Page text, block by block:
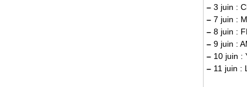
– 3 juin :
– 7 juin :
– 8 juin :
– 9 juin :
– 10 juin :
– 11 juin :